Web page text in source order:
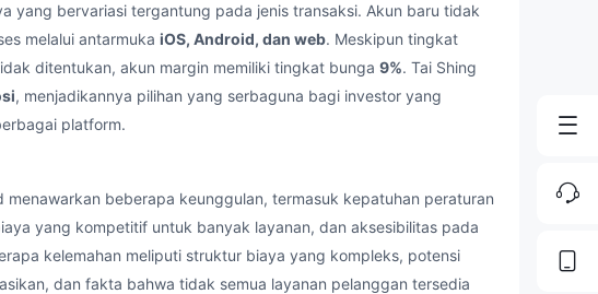
yang bervariasi tergantung pada jenis transaksi. Akun baru tidak
melalui antarmuka iOS, Android, dan web. Meskipun tingkat
ditentukan, akun margin memiliki tingkat bunga 9%. Tai Shing
, menjadikannya pilihan yang serbaguna bagi investor yang
platform.
menawarkan beberapa keunggulan, termasuk kepatuhan peraturan
yang kompetitif untuk banyak layanan, dan aksesibilitas pada
kelemahan meliputi struktur biaya yang kompleks, potensi
dan fakta bahwa tidak semua layanan pelanggan tersedia